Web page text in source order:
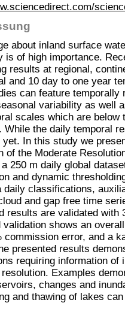
about inland surface
is of high importance.
results at regional,
and 10 day to one year
can feature
variability as well
scales which are
While the daily temporal
yet. In this study we
of the Moderate
250 m daily global
and dynamic
daily classifications,
and gap free time
results are validated with
validation shows an
commission error, and a
presented results
requiring information of
Examples
changes and
and thawing of lakes